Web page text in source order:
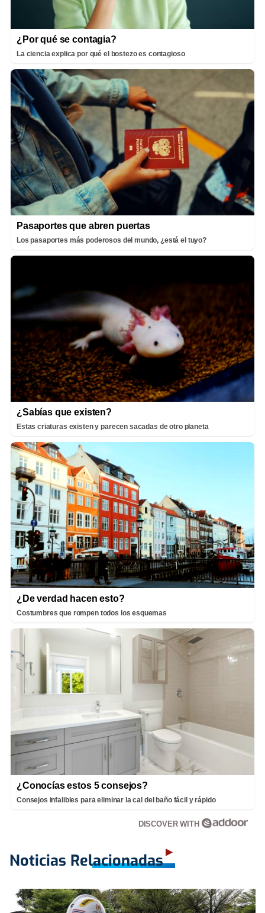
¿Por qué se contagia?
La ciencia explica por qué el bostezo es contagioso
Pasaportes que abren puertas
Los pasaportes más poderosos del mundo, ¿está el tuyo?
¿Sabías que existen?
Estas criaturas existen y parecen sacadas de otro planeta
¿De verdad hacen esto?
Costumbres que rompen todos los esquemas
¿Conocías estos 5 consejos?
Consejos infalibles para eliminar la cal del baño fácil y rápido
DISCOVER WITH
Noticias Relacionadas